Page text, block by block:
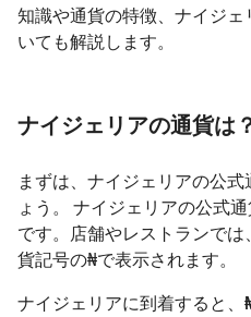
知識や通貨の特徴、ナイジ
いても解説します。
ナイジェリアの通貨は
まずは、ナイジェリアの公
ょう。 ナイジェリアの公式
です。店舗やレストランで
貨記号の₦で表示されます。
ナイジェリアに到着すると、